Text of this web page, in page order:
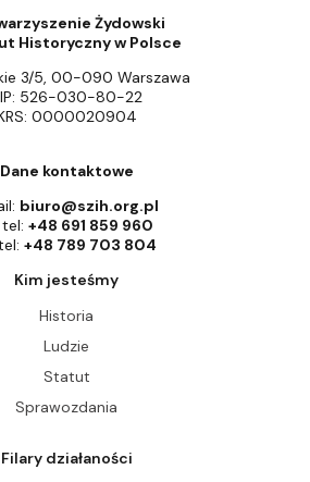
Żydowski
Historyczny w Polsce
3/5, 00-090 Warszawa
526-030-80-22
0000020904
Dane kontaktowe
biuro@szih.org.pl
tel: +48 691 859 960
+48 789 703 804
Kim jesteśmy
Historia
Ludzie
Statut
Sprawozdania
Filary działaności